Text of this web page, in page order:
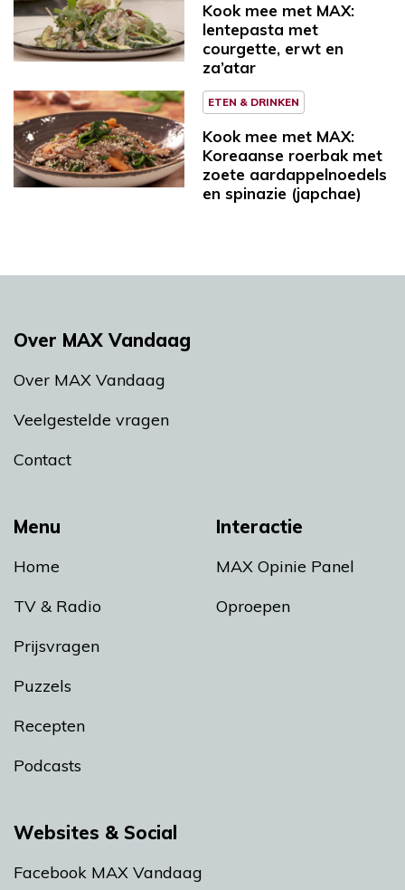
Kook mee met MAX:
lentepasta met
courgette, erwt en
za’atar
ETEN & DRINKEN
Kook mee met MAX:
Koreaanse roerbak met
zoete aardappelnoedels
en spinazie (japchae)
Menu
Home
TV & Radio
Prijsvragen
Puzzels
Recepten
Podcasts
Interactie
MAX Opinie Panel
Oproepen
Over MAX Vandaag
Over MAX Vandaag
Veelgestelde vragen
Contact
Websites & Social
Facebook MAX Vandaag